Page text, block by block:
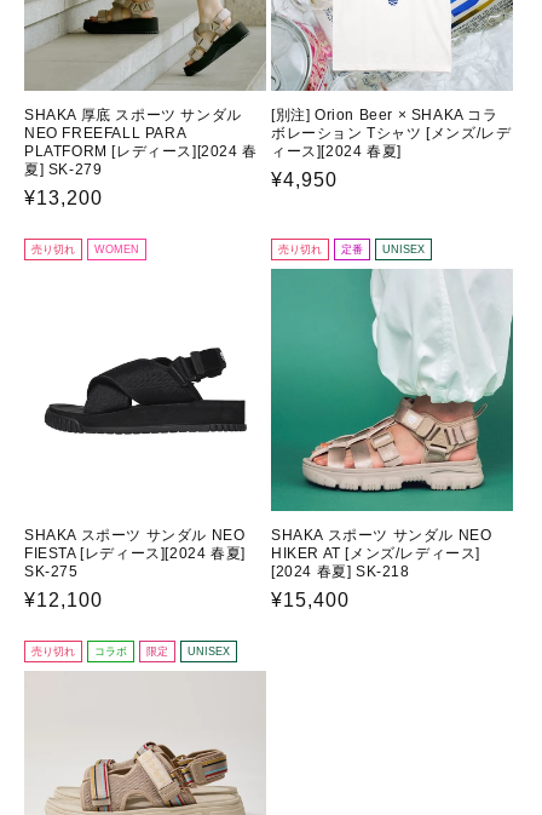
SHAKA 厚底 スポーツ サンダル
NEO FREEFALL PARA
PLATFORM [レディース][2024 春
夏] SK-279
通
価
¥13,200
[別注] Orion Beer × SHAKA コラ
ボレーション Tシャツ [メンズ/レデ
ィース][2024 春夏]
通
格
¥4,950
売り切れ WOMEN
SHAKA スポーツ サンダル NEO
FIESTA [レディース][2024 春夏]
SK-275
通
価
¥12,100
売り切れ 定番 UNISEX
SHAKA スポーツ サンダル NEO
HIKER AT [メンズ/レディース]
[2024 春夏] SK-218
通
¥15,400
売り切れ コラボ 限定 UNISEX